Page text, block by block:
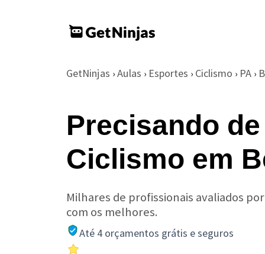
GetNinjas › Aulas › Esportes › Ciclismo › PA ›
Precisando
Ciclismo em
Milhares de profissionais avaliados
com os melhores.
Até 4 orçamentos grátis e seguros